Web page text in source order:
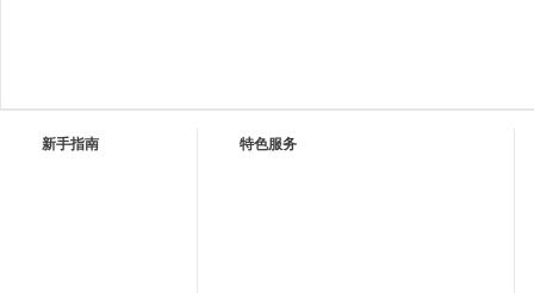
新手指南 特色服务